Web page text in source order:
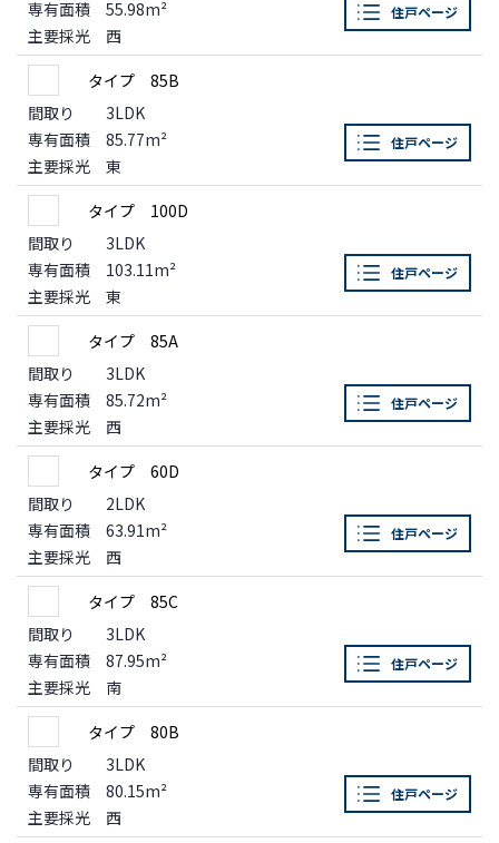
専有面積
55.98m²
主要採光
西
住戸ページ
タイプ 85B
間取り
3LDK
専有面積
85.77m²
主要採光
東
住戸ページ
タイプ 100D
間取り
3LDK
専有面積
103.11m²
主要採光
東
住戸ページ
タイプ 85A
間取り
3LDK
専有面積
85.72m²
主要採光
西
住戸ページ
タイプ 60D
間取り
2LDK
専有面積
63.91m²
主要採光
西
住戸ページ
タイプ 85C
間取り
3LDK
専有面積
87.95m²
主要採光
南
住戸ページ
タイプ 80B
間取り
3LDK
専有面積
80.15m²
主要採光
西
住戸ページ